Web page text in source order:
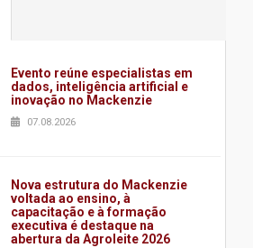
Evento reúne especialistas em
dados, inteligência artificial e
inovação no Mackenzie
07.08.2026
Nova estrutura do Mackenzie
voltada ao ensino, à
capacitação e à formação
executiva é destaque na
abertura da Agroleite 2026